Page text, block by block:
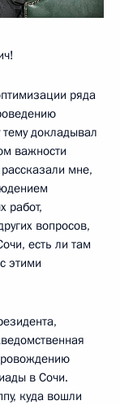
ряда
докладывал
важности
мне,
работ,
вопросов,
есть ли там
этими
в Сочи.
куда вошли